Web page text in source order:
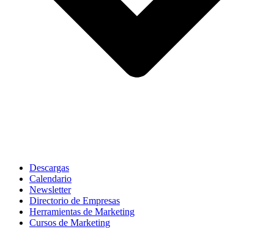
Descargas
Calendario
Newsletter
Directorio de Empresas
Herramientas de Marketing
Cursos de Marketing